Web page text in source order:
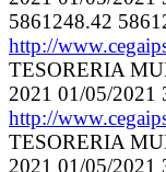
5861248.42
http://
TESORERIA
2021 01/05/2021
http://
TESORERIA
2021 01/05/2021